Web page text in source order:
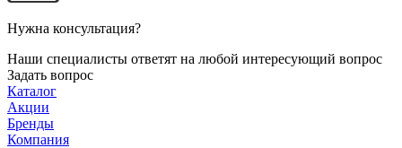
Нужна консультация?
Наши специалисты ответят на любой интересующий вопрос
Задать вопрос
Каталог
Акции
Бренды
Компания